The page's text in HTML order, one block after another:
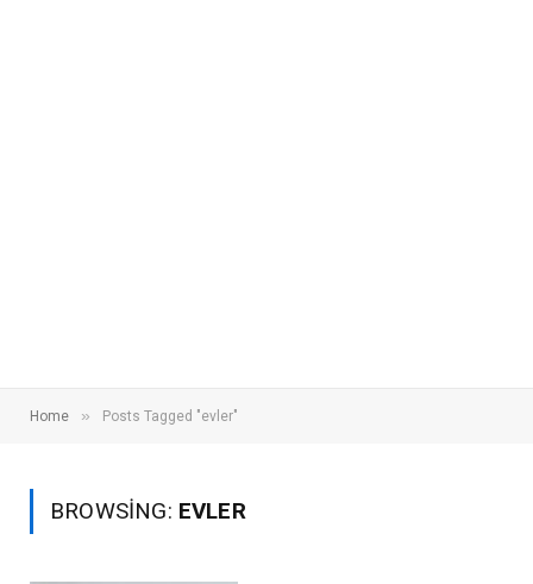
Home » Posts Tagged "evler"
BROWSING: EVLER